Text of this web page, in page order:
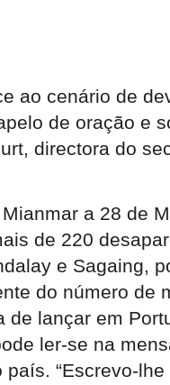
ao cenário de
de oração e
directora do
a 28 de
de 220
e Sagaing,
do número de
lançar em
ler-se na
“Escrevo-